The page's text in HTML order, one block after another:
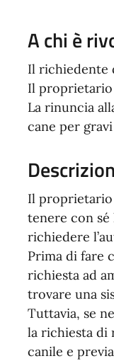
A chi è
Il richiedente
Il proprietario
La rinuncia
cane per
Il proprietario
tenere con sé
richiedere
Prima di fare
richiesta ad
trovare una
Tuttavia, se
la richiesta di
canile e